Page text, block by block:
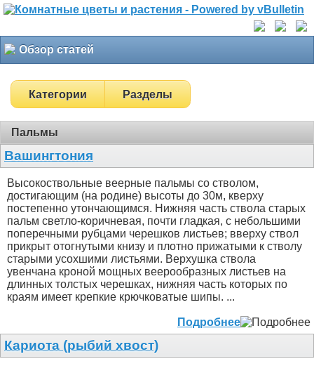
Обзор статей
Категории Разделы
Пальмы
Вашингтония
Высокоствольные веерные пальмы со стволом,
достигающим (на родине) высоты до 30м, кверху
постепенно утончающимся. Нижняя часть ствола старых
пальм светло-коричневая, почти гладкая, с небольшими
поперечными рубцами черешков листьев; вверху ствол
прикрыт отогнутыми книзу и плотно прижатыми к стволу
старыми усохшими листьями. Верхушка ствола
увенчана кроной мощных веерообразных листьев на
длинных толстых черешках, нижняя часть которых по
краям имеет крепкие крючковатые шипы. ...
Подробнее
Кариота (рыбий хвост)